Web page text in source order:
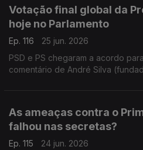
Votação final global da
hoje no Parlamento
Ep. 116
25 jun. 2026
PSD e PS chegaram a acordo
comentário de André Silva
As ameaças contra o
falhou nas secretas?
Ep. 115
24 jun. 2026